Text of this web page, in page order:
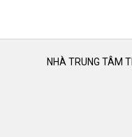
NHÀ TRUNG TÂM